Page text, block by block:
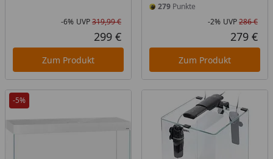
Rabatt in Prozent
-6%
Ursprünglicher Preis
UVP319,99 €
Aktueller Preis
299 €
Zum Produkt
279Punkte
-2% UVP286 €
279 €
Zum Produkt
-5%